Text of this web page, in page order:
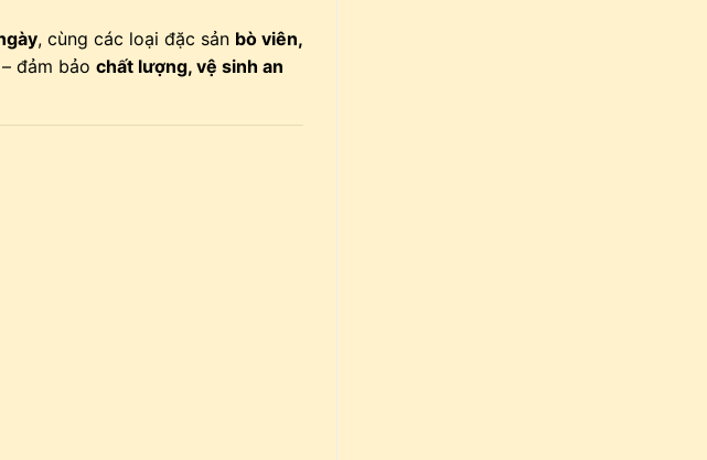
, cùng các loại đặc sản bò viên,
đảm bảo chất lượng, vệ sinh an